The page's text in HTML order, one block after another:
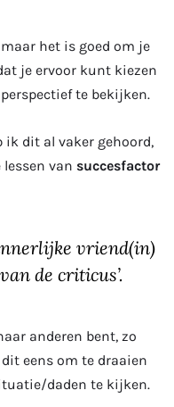
het is goed om je
je ervoor kunt kiezen
te bekijken.
ik dit al vaker gehoord,
van succesfactor
vriend(in)
de criticus’.
anderen bent, zo
eens om te draaien
daden te kijken.